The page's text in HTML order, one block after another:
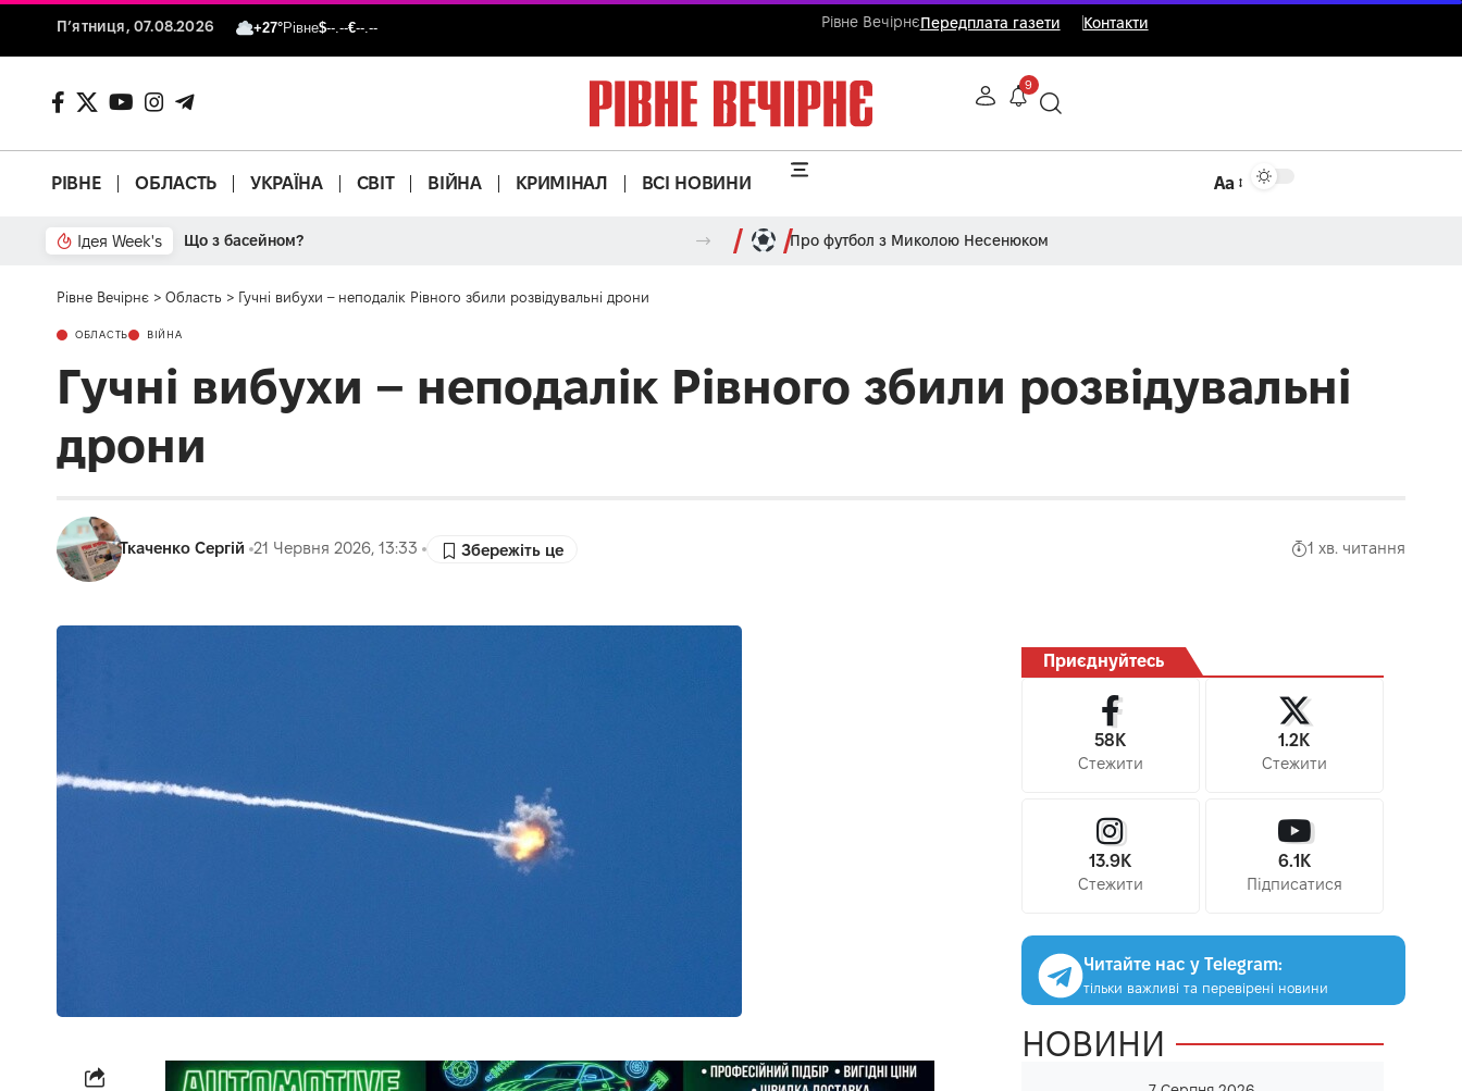
П’ятниця, 07.08.2026 +27°Рівне$--.--€--.-- Рівне ВечірнєПередплата газети Контакти
9
РІВНЕ ОБЛАСТЬ УКРАЇНА СВІТ ВІЙНА КРИМІНАЛ ВСІ НОВИНИ Аа
Ідея Week's Від паркану до картонки Про футбол з Миколою Несенюком
Рівне Вечірнє > Область > Гучні вибухи – неподалік Рівного збили розвідувальні дрони
ОБЛАСТЬ ВІЙНА
Гучні вибухи – неподалік Рівного збили розвідувальні
дрони
Ткаченко Сергій 21 Червня 2026, 13:33 1 хв. читання
Приєднуйтесь
58K
Стежити
1.2K
Стежити
13.9K
Стежити
6.1K
Підписатися
Читайте нас у Telegram:
тільки важливі та перевірені новини
НОВИНИ